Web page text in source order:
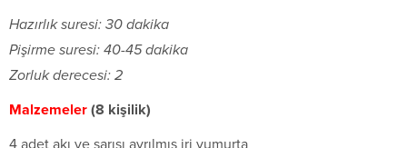
Hazırlık suresi: 30 dakika
Pişirme suresi: 40-45 dakika
Zorluk derecesi: 2
Malzemeler (8 kişilik)